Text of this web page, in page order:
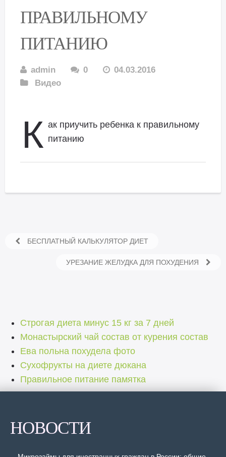
ПРАВИЛЬНОМУ
ПИТАНИЮ
admin 0
04.03.2016
Видео
К ак приучить ребенка к правильному
питанию
БЕСПЛАТНЫЙ КАЛЬКУЛЯТОР ДИЕТ
УРЕЗАНИЕ ЖЕЛУДКА ДЛЯ ПОХУДЕНИЯ
Строгая диета минус 15 кг за 7 дней
Монастырский чай состав от курения состав
Ева польна похудела фото
Сухофрукты на диете дюкана
Правильное питание памятка
НОВОСТИ